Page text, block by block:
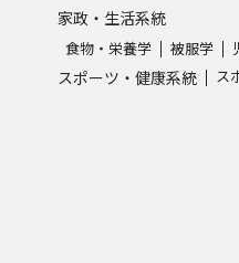
ユーザ
家政・生活系統
食物・栄養学 被服学
スポーツ・健康系統 ス